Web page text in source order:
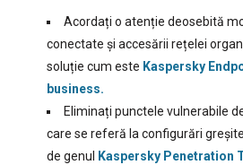
Acordați o atenție deosebită
conectate și accesării rețelei
soluție cum este Kaspersky
business.
Eliminați punctele vulnerabile
care se referă la configurări
de genul
Kaspersky Penetration